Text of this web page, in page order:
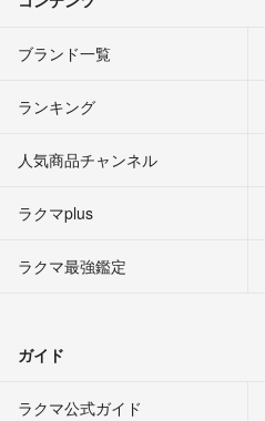
ブランド一覧
ランキング
人気商品チャンネル
ラクマplus
ラクマ最強鑑定
ガイド
ラクマ公式ガイド